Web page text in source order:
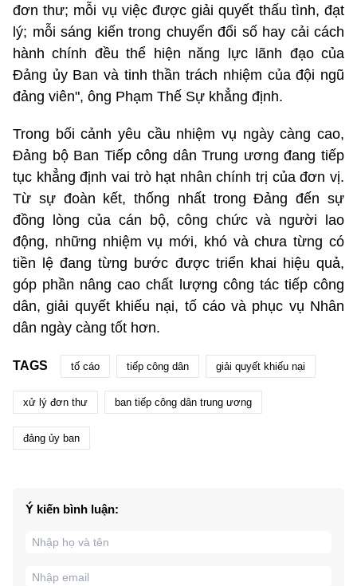
đơn thư; mỗi vụ việc được giải quyết thấu tình, đạt
lý; mỗi sáng kiến trong chuyển đổi số hay cải cách
hành chính đều thể hiện năng lực lãnh đạo của
Đảng ủy Ban và tinh thần trách nhiệm của đội ngũ
đảng viên", ông Phạm Thế Sự khẳng định.
Trong bối cảnh yêu cầu nhiệm vụ ngày càng cao,
Đảng bộ Ban Tiếp công dân Trung ương đang tiếp
tục khẳng định vai trò hạt nhân chính trị của đơn vị.
Từ sự đoàn kết, thống nhất trong Đảng đến sự
đồng lòng của cán bộ, công chức và người lao
động, những nhiệm vụ mới, khó và chưa từng có
tiền lệ đang từng bước được triển khai hiệu quả,
góp phần nâng cao chất lượng công tác tiếp công
dân, giải quyết khiếu nại, tố cáo và phục vụ Nhân
dân ngày càng tốt hơn.
TAGS tố cáo tiếp công dân giải quyết khiếu nại
xử lý đơn thư ban tiếp công dân trung ương
đảng ủy ban
Ý kiến bình luận: